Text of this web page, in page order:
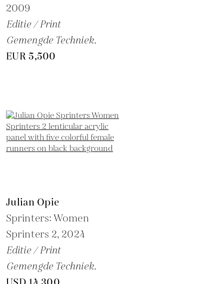
2009
Editie / Print
Gemengde Techniek.
EUR 5,500
Julian Opie
Sprinters: Women
Sprinters 2, 2024
Editie / Print
Gemengde Techniek.